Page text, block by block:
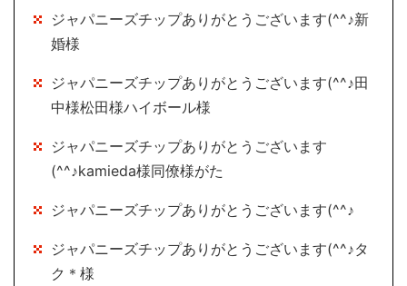
ジャパニーズチップありがとうございます(^^♪新
婚様
ジャパニーズチップありがとうございます(^^♪田
中様松田様ハイボール様
ジャパニーズチップありがとうございます
(^^♪kamieda様同僚様がた
ジャパニーズチップありがとうございます(^^♪
ジャパニーズチップありがとうございます(^^♪タ
ク＊様